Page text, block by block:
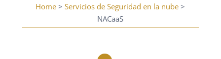
Home >Servicios de Seguridad en la nube >
NACaaS